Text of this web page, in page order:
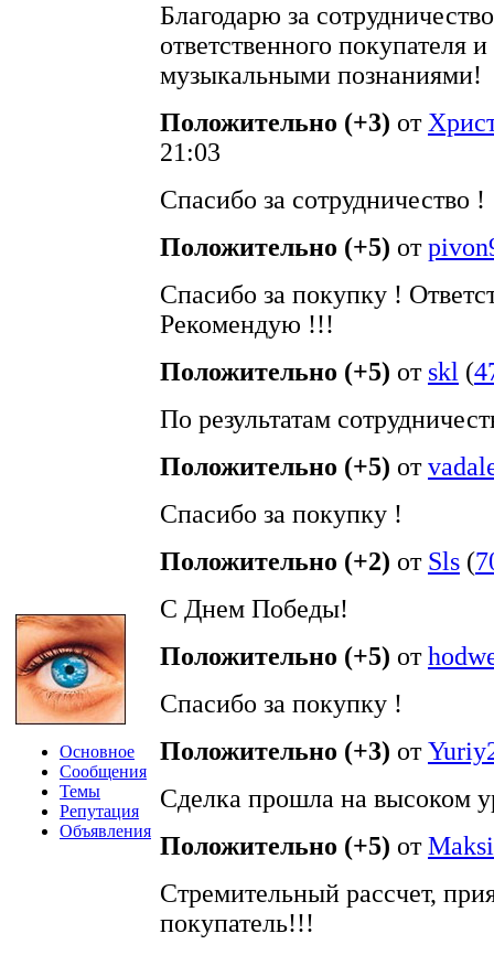
Основное
Сообщения
Темы
Репутация
Объявления
Благодарю за
ответственного покупателя
музыкальными познаниями!
Положительно (+3) от
21:03
Спасибо за сотрудничество !
Положительно (+5) от
Спасибо за покупку !
Рекомендую !!!
Положительно (+5) от skl (
По результатам
Положительно (+5) от
Спасибо за покупку !
Положительно (+2) от Sls (
С Днем Победы!
Положительно (+5) от
Спасибо за покупку !
Положительно (+3) от
Сделка прошла на высоком
Положительно (+5) от
Стремительный рассчет,
покупатель!!!